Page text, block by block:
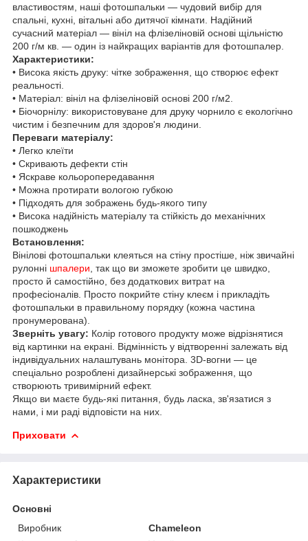
властивостям, наші фотошпальки — чудовий вибір для
спальні, кухні, вітальні або дитячої кімнати. Надійний
сучасний матеріал — вініл на флізеліновій основі щільністю
200 г/м кв. — один із найкращих варіантів для фотошпалер.
Характеристики:
• Висока якість друку: чітке зображення, що створює ефект
реальності.
• Матеріал: вініл на флізеліновій основі 200 г/м2.
• Біочорнілу: використовуване для друку чорнило є екологічно
чистим і безпечним для здоров'я людини.
Переваги матеріалу:
• Легко клеїти
• Скривають дефекти стін
• Яскраве кольоропередавання
• Можна протирати вологою губкою
• Підходять для зображень будь-якого типу
• Висока надійність матеріалу та стійкість до механічних
пошкоджень
Встановлення:
Вінілові фотошпальки клеяться на стіну простіше, ніж звичайні
рулонні шпалери , так що ви зможете зробити це швидко,
просто й самостійно, без додаткових витрат на
професіоналів. Просто покрийте стіну клеєм і прикладіть
фотошпальки в правильному порядку (кожна частина
пронумерована).
Зверніть увагу: Колір готового продукту може відрізнятися
від картинки на екрані. Відмінність у відтворенні залежать від
індивідуальних налаштувань монітора. 3D-вогни — це
спеціально розроблені дизайнерські зображення, що
створюють тривимірний ефект.
Якщо ви маєте будь-які питання, будь ласка, зв'язатися з
нами, і ми раді відповісти на них.
Приховати
Характеристики
Основні
Виробник
Chameleon